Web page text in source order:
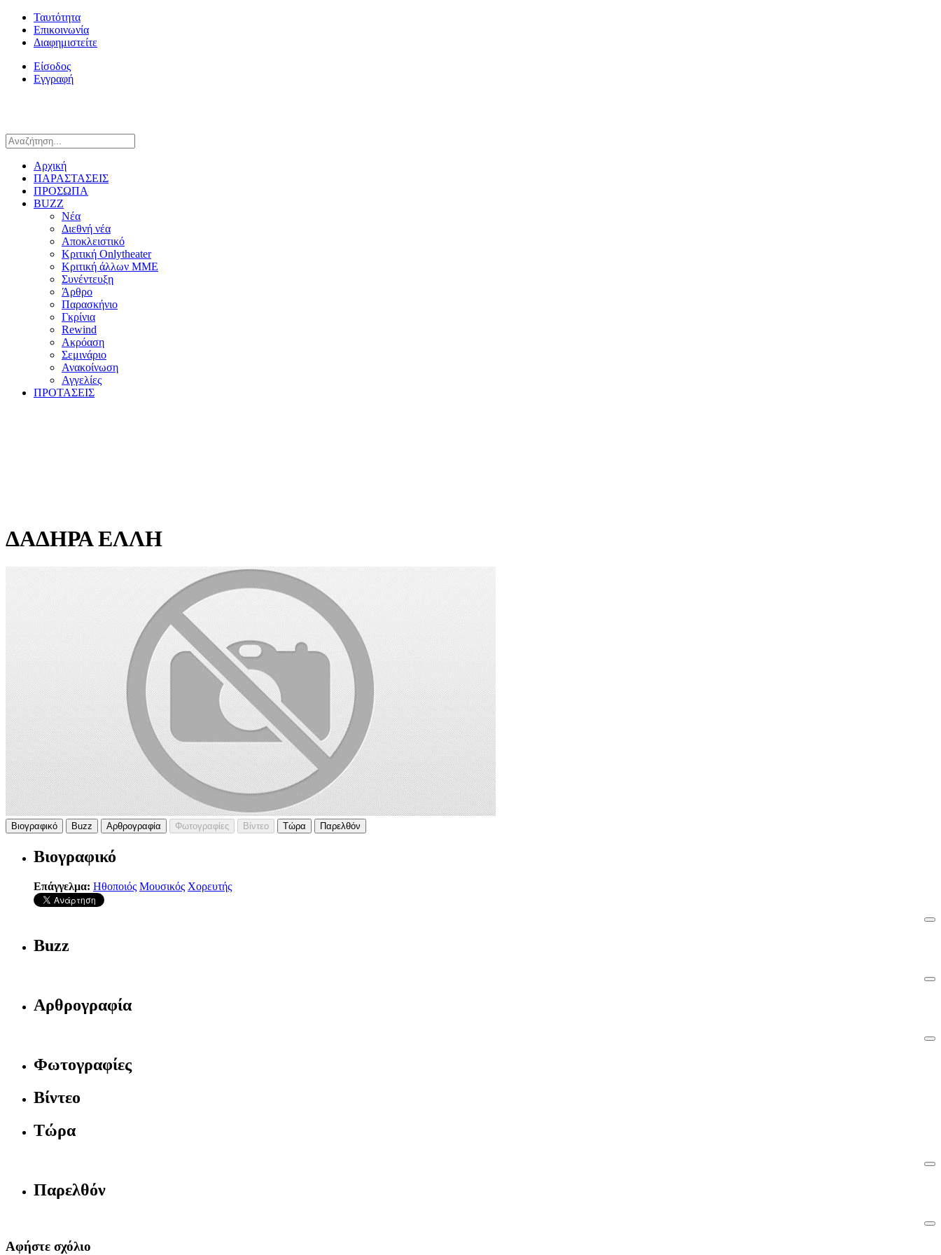
Ταυτότητα
Επικοινωνία
Διαφημιστείτε
Είσοδος
Εγγραφή
Αρχική
ΠΑΡΑΣΤΑΣΕΙΣ
ΠΡΟΣΩΠΑ
BUZZ
Νέα
Διεθνή νέα
Αποκλειστικό
Κριτική Onlytheater
Κριτική άλλων ΜΜΕ
Συνέντευξη
Άρθρο
Παρασκήνιο
Γκρίνια
Rewind
Ακρόαση
Σεμινάριο
Ανακοίνωση
Αγγελίες
ΠΡΟΤΑΣΕΙΣ
ΔΑΔΗΡΑ ΕΛΛΗ
Βιογραφικό Buzz Αρθρογραφία Φωτογραφίες Βίντεο Τώρα Παρελθόν
Βιογραφικό
Επάγγελμα: Ηθοποιός Μουσικός Χορευτής
Buzz
Αρθρογραφία
Φωτογραφίες
Βίντεο
Τώρα
Παρελθόν
Αφήστε σχόλιο